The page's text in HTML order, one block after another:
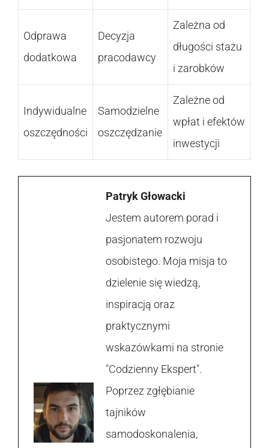
Odprawa
dodatkowa
Decyzja
pracodawcy
Zależna od
długości stażu
i zarobków
Indywidualne
oszczędności
Samodzielne
oszczędzanie
Zależne od
wpłat i efektów
inwestycji
Patryk Głowacki
Jestem autorem porad i
pasjonatem rozwoju
osobistego. Moja misja to
dzielenie się wiedzą,
inspiracją oraz
praktycznymi
wskazówkami na stronie
"Codzienny Ekspert".
Poprzez zgłębianie
tajników
samodoskonalenia,